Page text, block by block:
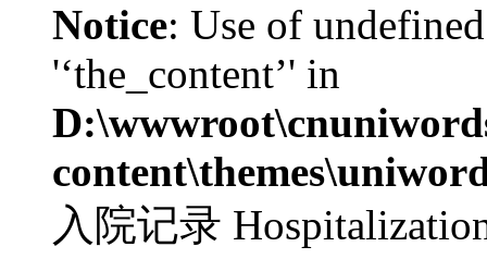
Notice: Use of
'‘the_content’' in
入院记录